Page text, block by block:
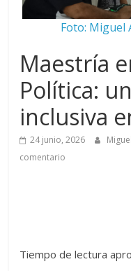
Foto: Miguel
Maestría
Política:
inclusiva
24 junio, 2026
comentario
Tiempo de lectura